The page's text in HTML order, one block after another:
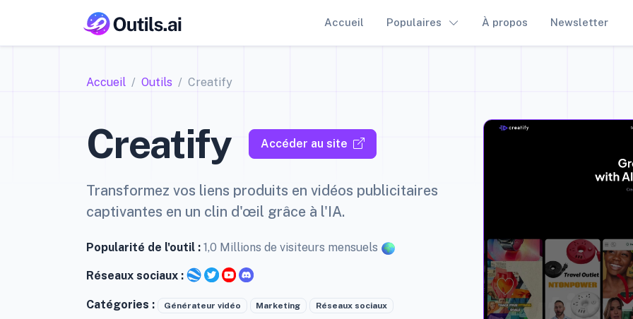
Accueil Populaires À propos Newsletter
Accueil Outils Creatify
Creatify Accéder au site
Transformez vos liens produits en vidéos publicitaires
captivantes en un clin d'œil grâce à l'IA.
Popularité de l'outil : 1,0 Millions de visiteurs mensuels
Réseaux sociaux :
Catégories : Générateur vidéo Marketing Réseaux sociaux